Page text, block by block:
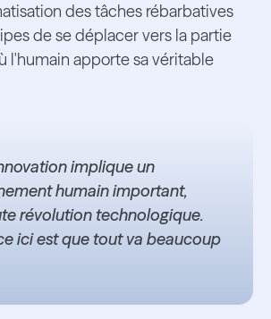
des tâches rébarbatives
de se déplacer vers la partie
l'humain apporte sa véritable
implique un
humain important,
révolution technologique.
ici est que tout va beaucoup